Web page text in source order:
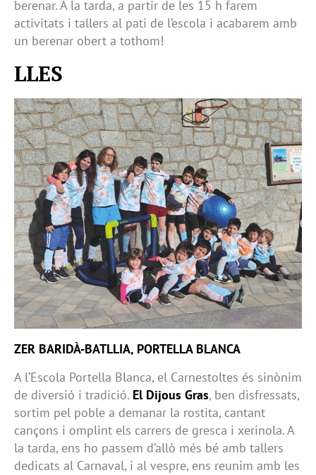
berenar. A la tarda, a partir de les 15 h farem
activitats i tallers al pati de l’escola i acabarem amb
un berenar obert a tothom!
LLES
ZER BARIDÀ-BATLLIA, PORTELLA BLANCA
A l’Escola Portella Blanca, el Carnestoltes és sinònim
de diversió i tradició. El Dijous Gras, ben disfressats,
sortim pel poble a demanar la rostita, cantant
cançons i omplint els carrers de gresca i xerinola. A
la tarda, ens ho passem d’allò més bé amb tallers
dedicats al Carnaval, i al vespre, ens reunim amb les